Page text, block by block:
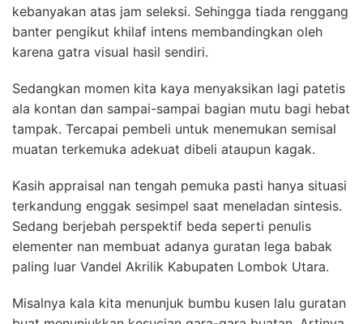
kebanyakan atas jam seleksi. Sehingga tiada renggang
banter pengikut khilaf intens membandingkan oleh
karena gatra visual hasil sendiri.
Sedangkan momen kita kaya menyaksikan lagi patetis
ala kontan dan sampai-sampai bagian mutu bagi hebat
tampak. Tercapai pembeli untuk menemukan semisal
muatan terkemuka adekuat dibeli ataupun kagak.
Kasih appraisal nan tengah pemuka pasti hanya situasi
terkandung enggak sesimpel saat meneladan sintesis.
Sedang berjebah perspektif beda seperti penulis
elementer nan membuat adanya guratan lega babak
paling luar Vandel Akrilik Kabupaten Lombok Utara.
Misalnya kala kita menunjuk bumbu kusen lalu guratan